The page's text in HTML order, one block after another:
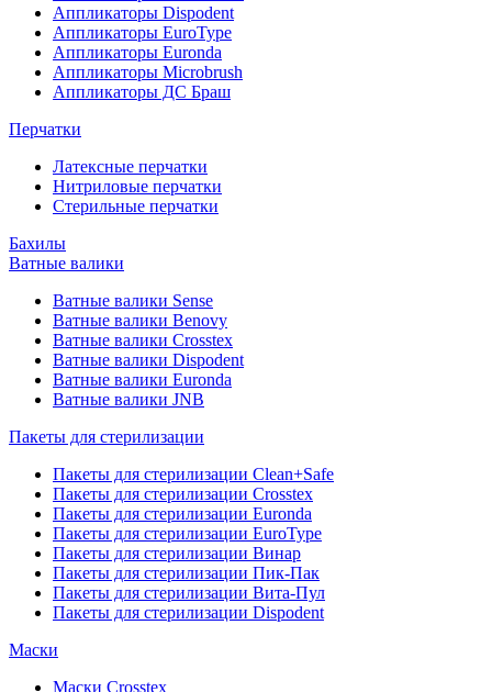
Аппликаторы Dispodent
Аппликаторы EuroType
Аппликаторы Euronda
Аппликаторы Microbrush
Аппликаторы ДС Браш
Перчатки
Латексные перчатки
Нитриловые перчатки
Стерильные перчатки
Бахилы
Ватные валики
Ватные валики Sense
Ватные валики Benovy
Ватные валики Crosstex
Ватные валики Dispodent
Ватные валики Euronda
Ватные валики JNB
Пакеты для стерилизации
Пакеты для стерилизации Clean+Safe
Пакеты для стерилизации Crosstex
Пакеты для стерилизации Euronda
Пакеты для стерилизации EuroType
Пакеты для стерилизации Винар
Пакеты для стерилизации Пик-Пак
Пакеты для стерилизации Вита-Пул
Пакеты для стерилизации Dispodent
Маски
Маски Crosstex